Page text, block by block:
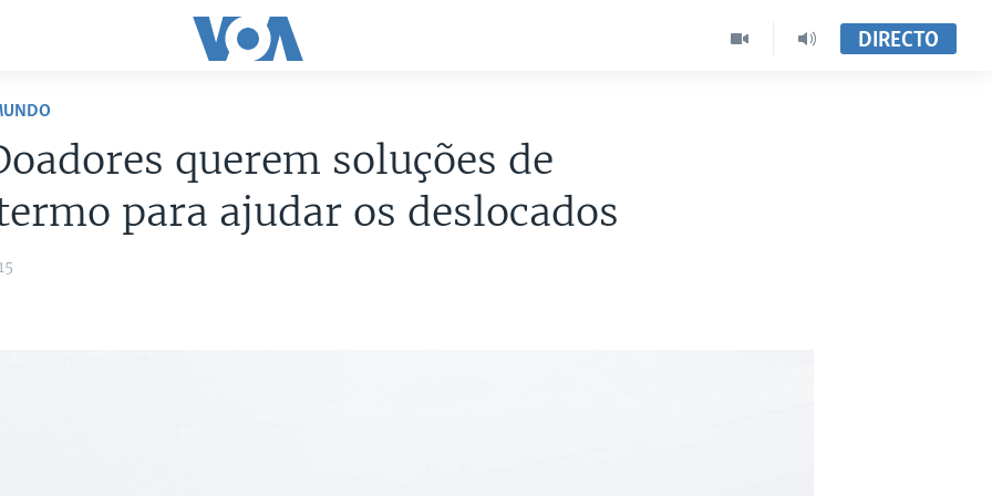
DIRECTO
querem soluções de
para ajudar os deslocados